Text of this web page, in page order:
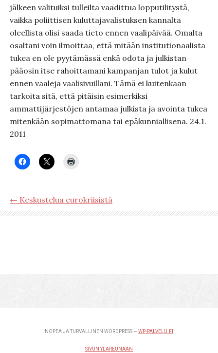
jälkeen valituiksi tulleilta vaadittua lopputilitystä,
vaikka poliittisen kuluttajavalistuksen kannalta
oleellista olisi saada tieto ennen vaalipäivää. Omalta
osaltani voin ilmoittaa, että mitään institutionaalista
tukea en ole pyytämässä enkä odota ja julkistan
pääosin itse rahoittamani kampanjan tulot ja kulut
ennen vaaleja vaalisivuillani. Tämä ei kuitenkaan
tarkoita sitä, että pitäisin esimerkiksi
ammattijärjestöjen antamaa julkista ja avointa tukea
mitenkään sopimattomana tai epäkunniallisena. 24.1.
2011
← Keskustelua eurokriisistä
NOPEA JA TURVALLINEN WORDPRESS — WP-PALVELU.FI
SIVUN YLÄREUNAAN